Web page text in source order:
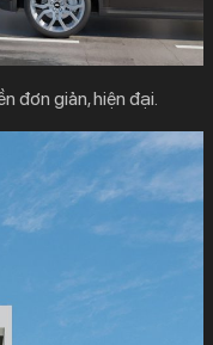
đơn giản, hiện đại.